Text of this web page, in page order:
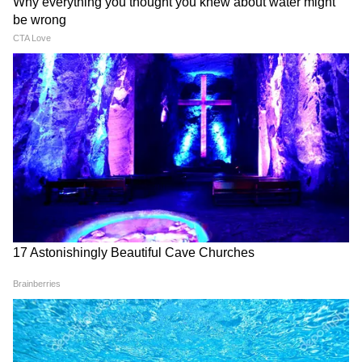
LATEST VIDEOS
Dilip Ghosh: 'কেউ তৃণমূলীদের দলে নিলে
সে সাসপেন্ড হবে', বিজেপি নেতাদের কড়া
বার্তা দিলীপের
Suvendu Adhikari: ভবানীপুরের গুরুদ্বারে
গিয়ে বড় কথা মুখ্যমন্ত্রী শুভেন্দুর, হৃদয়
ছুঁলেন শিখদের